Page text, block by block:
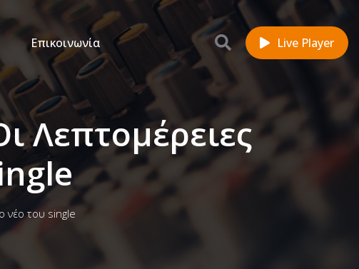
Επικοινωνία Live Player
Λεπτομέρειες
νέο του single